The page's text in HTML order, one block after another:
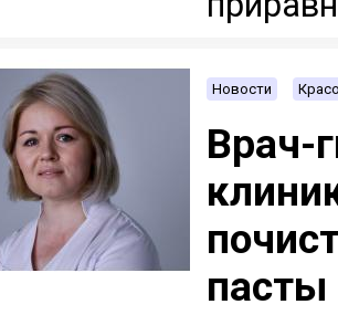
Новости
Врач-